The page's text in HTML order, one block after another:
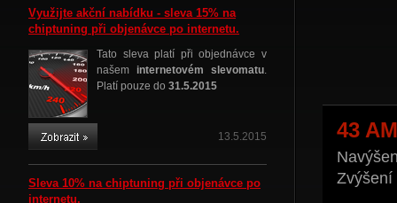
Využijte akční nabídku - sleva 15% na
chiptuning při objenávce po internetu.
Tato sleva platí při objednávce v
našem internetovém slevomatu.
Platí pouze do 31.5.2015
13.5.2015
Sleva 10% na chiptuning při objenávce po
internetu.
43
Zvýšení